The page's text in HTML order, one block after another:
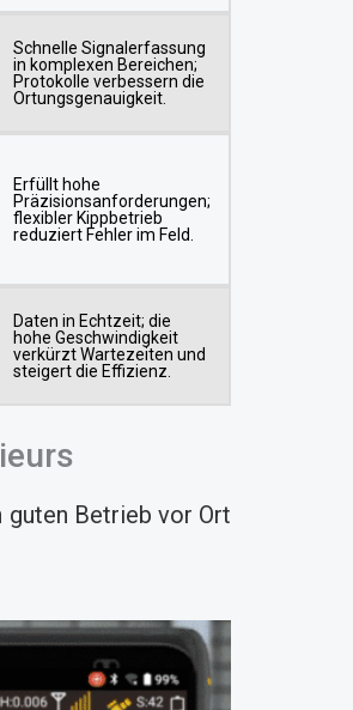
Schnelle Signalerfassung
in komplexen Bereichen;
Protokolle verbessern die
Ortungsgenauigkeit.
Erfüllt hohe
Präzisionsanforderungen;
flexibler Kippbetrieb
reduziert Fehler im Feld.
Daten in Echtzeit; die
hohe Geschwindigkeit
verkürzt Wartezeiten und
steigert die Effizienz.
guten Betrieb vor Ort